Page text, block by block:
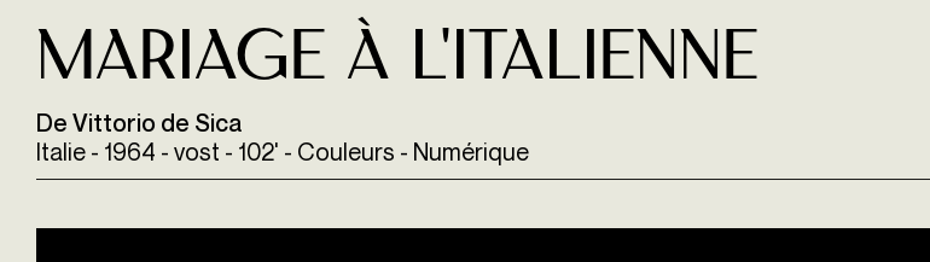
Mariage à l'italienne
De Vittorio de Sica
Italie - 1964 - vost - 102' - Couleurs - Numérique